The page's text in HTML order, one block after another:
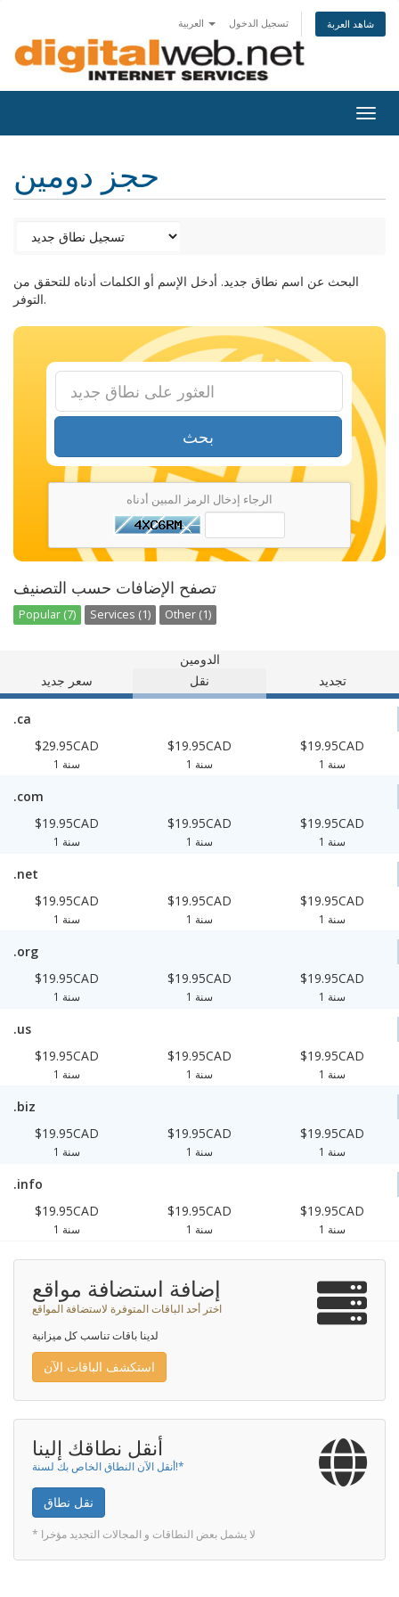
تسجيل الدخول شاهد العربة
حجز دومين
البحث عن اسم نطاق جديد. أدخل الإسم أو الكلمات أدناه للتحقق من
التوفر.
بحث
الرجاء إدخال الرمز المبين أدناه
تصفح الإضافات حسب التصنيف
Popular (7) Services (1) Other (1)
الدومين
سعر جديد
نقل تجديد
.ca
$29.95CAD
1 سنة
$19.95CAD
1 سنة
$19.95CAD
1 سنة
.com
$19.95CAD
1 سنة
$19.95CAD
1 سنة
$19.95CAD
1 سنة
.net
$19.95CAD
1 سنة
$19.95CAD
1 سنة
$19.95CAD
1 سنة
.org
$19.95CAD
1 سنة
$19.95CAD
1 سنة
$19.95CAD
1 سنة
.us
$19.95CAD
1 سنة
$19.95CAD
1 سنة
$19.95CAD
1 سنة
.biz
$19.95CAD
1 سنة
$19.95CAD
1 سنة
$19.95CAD
1 سنة
.info
$19.95CAD
1 سنة
$19.95CAD
1 سنة
$19.95CAD
1 سنة
إضافة استضافة مواقع
اختر أحد الباقات المتوفرة لاستضافة المواقع
لدينا باقات تناسب كل ميزانية
استكشف الباقات الآن
أنقل نطاقك إلينا
أنقل الآن النطاق الخاص بك لسنة!*
نقل نطاق
* لا يشمل بعض النطاقات و المجالات التجديد مؤخرا